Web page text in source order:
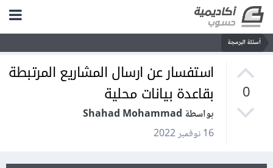
أسئلة البرمجة
0
استفسار عن ارسال المشاريع المرتبطة
بقاعدة بيانات محلية
بواسطة Shahad Mohammad
16 نوفمبر 2022